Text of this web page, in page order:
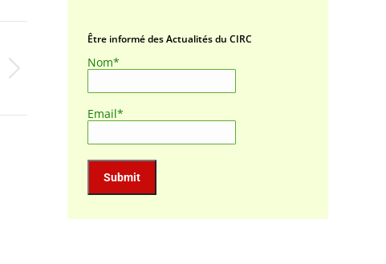
Être informé des Actualités du CIRC
Nom*
Email*